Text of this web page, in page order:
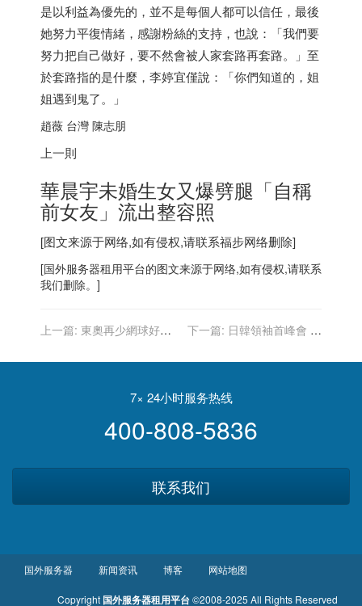
是以利益為優先的，並不是每個人都可以信任，最後
她努力平復情緒，感謝粉絲的支持，也說：「我們要
努力把自己做好，要不然會被人家套路再套路。」至
於套路指的是什麼，李婷宜僅說：「你們知道的，姐
姐遇到鬼了。」
趙薇 台灣 陳志朋
上一則
華晨宇未婚生女又爆劈腿「自稱
前女友」流出整容照
[图文来源于网络,如有侵权,请联系福步网络删除]
[国外服务器租用平台的图文来源于网络,如有侵权,请联系
我们删除。]
上一篇: 東奧再少網球好手
賽
下一篇: 日韓領袖首峰會 日
會菅義偉
7× 24小时服务热线
400-808-5836
联系我们
国外服务器 新闻资讯 博客 网站地图
Copyright 国外服务器租用平台©2008-2025 All Rights Reserved